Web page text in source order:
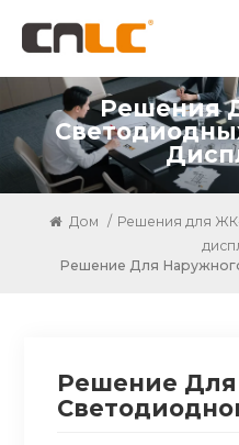
Решения
Дом / Решения для
Решение Для
Решение